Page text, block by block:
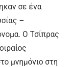
σε ένα
–
Ο Τσίπρας
μνημόνιο στη